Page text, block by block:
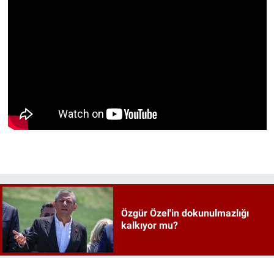
Özgür Özel'in dokunulmazlığı
kalkıyor mu?